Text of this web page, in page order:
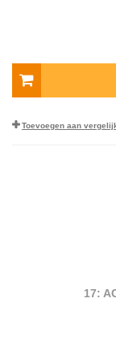
Toevoegen aan
17: